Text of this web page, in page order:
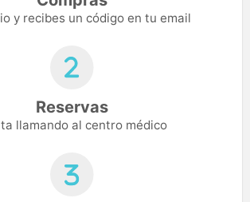
y recibes un código en tu email
Reservas
llamando al centro médico